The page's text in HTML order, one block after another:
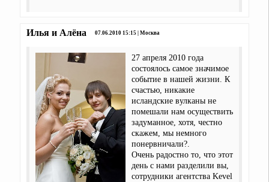
Илья и Алёна 07.06.2010 15:15 | Москва
27 апреля 2010 года
состоялось самое значимое
событие в нашей жизни. К
счастью, никакие
исландские вулканы не
помешали нам осуществить
задуманное, хотя, честно
скажем, мы немного
понервничали?.
Очень радостно то, что этот
день с нами разделили вы,
сотрудники агентства Kevel